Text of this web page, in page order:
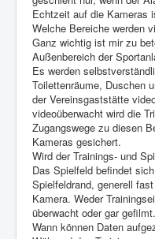
Echtzeit auf die Kameras
Welche Bereiche werden
Ganz wichtig ist mir zu
Außenbereich der
Es werden
Toilettenräume, Duschen
der Vereinsgaststätte
videoüberwacht wird die
Zugangswege zu diesen
Kameras gesichert.
Wird der Trainings- und
Das Spielfeld befindet
Spielfeldrand, generell
Kamera. Weder
überwacht oder gar gefilmt.
Wann können Daten